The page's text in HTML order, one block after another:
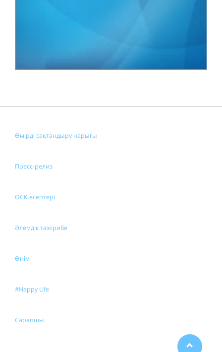
Өмірді сақтандыру нарығы
Пресс-релиз
ӨСК есептері
Әлемдік тәжірибе
Өнім
#Happy Life
Сарапшы